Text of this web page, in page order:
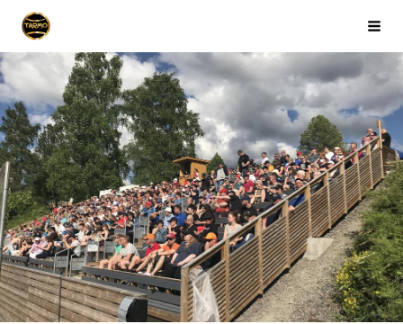
Siirry
sivun
sisältöön
Ikaalisten Tarmo